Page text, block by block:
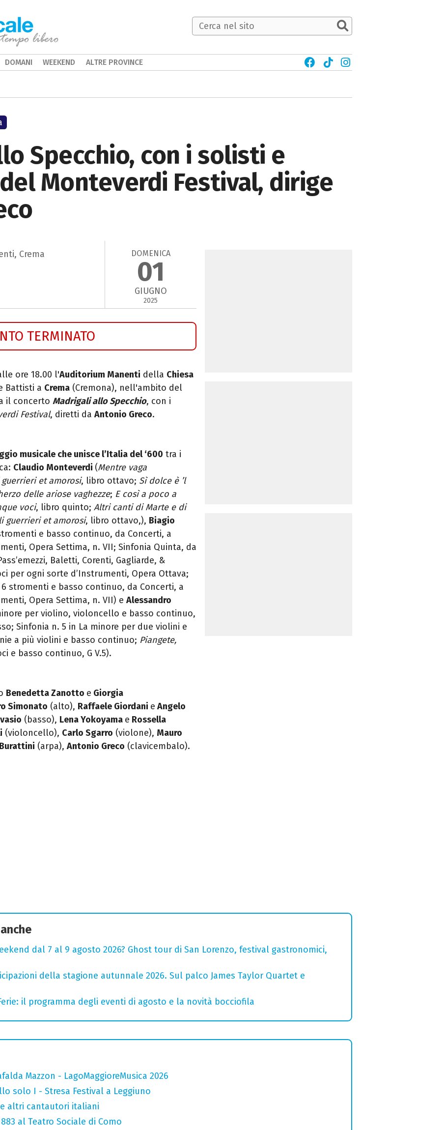
Specchio, con i solisti e
Monteverdi Festival, dirige
Crema DOMENICA
01
GIUGNO
2025
TERMINATO
ore 18.00 l'Auditorium Manenti della Chiesa
Battisti a Crema (Cremona), nell'ambito del
il concerto Madrigali allo Specchio, con i
Festival, diretti da Antonio Greco.
musicale che unisce l’Italia del ‘600 tra i
Claudio Monteverdi (Mentre vaga
et amorosi, libro ottavo; Sì dolce è ’l
delle ariose vaghezze; E così a poco a
voci, libro quinto; Altri canti di Marte e di
guerrieri et amorosi, libro ottavo,), Biagio
e basso continuo, da Concerti, a
Opera Settima, n. VII; Sinfonia Quinta, da
Baletti, Corenti, Gagliarde, &
per ogni sorte d’Instrumenti, Opera Ottava;
6 stromenti e basso continuo, da Concerti, a
Opera Settima, n. VII) e Alessandro
per violino, violoncello e basso continuo,
Sinfonia n. 5 in La minore per due violini e
a più violini e basso continuo; Piangete,
e basso continuo, G V.5).
Benedetta Zanotto e Giorgia
Simonato (alto), Raffaele Giordani e Angelo
(basso), Lena Yokoyama e Rossella
(violoncello), Carlo Sgarro (violone), Mauro
(arpa), Antonio Greco (clavicembalo).
dal 7 al 9 agosto 2026? Ghost tour di San Lorenzo, festival gastronomici,
della stagione autunnale 2026. Sul palco James Taylor Quartet e
il programma degli eventi di agosto e la novità bocciofila
Mazzon - LagoMaggioreMusica 2026
solo I - Stresa Festival a Leggiuno
altri cantautori italiani
al Teatro Sociale di Como
DOMANI WEEKEND ALTRE PROVINCE